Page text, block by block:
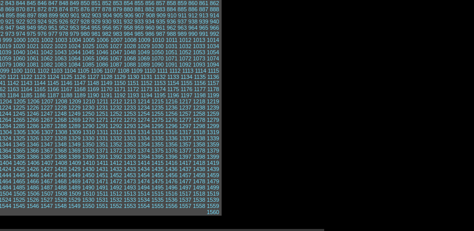
843 844 845 846 847 848 849 850 851 852 853 854 855 856 857 858 859 860 861 862
869 870 871 872 873 874 875 876 877 878 879 880 881 882 883 884 885 886 887 888
895 896 897 898 899 900 901 902 903 904 905 906 907 908 909 910 911 912 913 914
921 922 923 924 925 926 927 928 929 930 931 932 933 934 935 936 937 938 939 940
947 948 949 950 951 952 953 954 955 956 957 958 959 960 961 962 963 964 965 966
973 974 975 976 977 978 979 980 981 982 983 984 985 986 987 988 989 990 991 992
999 1000 1001 1002 1003 1004 1005 1006 1007 1008 1009 1010 1011 1012 1013 1014
1019 1020 1021 1022 1023 1024 1025 1026 1027 1028 1029 1030 1031 1032 1033 1034
1039 1040 1041 1042 1043 1044 1045 1046 1047 1048 1049 1050 1051 1052 1053 1054
1059 1060 1061 1062 1063 1064 1065 1066 1067 1068 1069 1070 1071 1072 1073 1074
1079 1080 1081 1082 1083 1084 1085 1086 1087 1088 1089 1090 1091 1092 1093 1094
1100 1101 1102 1103 1104 1105 1106 1107 1108 1109 1110 1111 1112 1113 1114 1115
1121 1122 1123 1124 1125 1126 1127 1128 1129 1130 1131 1132 1133 1134 1135 1136
1142 1143 1144 1145 1146 1147 1148 1149 1150 1151 1152 1153 1154 1155 1156 1157
1163 1164 1165 1166 1167 1168 1169 1170 1171 1172 1173 1174 1175 1176 1177 1178
1184 1185 1186 1187 1188 1189 1190 1191 1192 1193 1194 1195 1196 1197 1198 1199
1204 1205 1206 1207 1208 1209 1210 1211 1212 1213 1214 1215 1216 1217 1218 1219
1224 1225 1226 1227 1228 1229 1230 1231 1232 1233 1234 1235 1236 1237 1238 1239
1244 1245 1246 1247 1248 1249 1250 1251 1252 1253 1254 1255 1256 1257 1258 1259
1264 1265 1266 1267 1268 1269 1270 1271 1272 1273 1274 1275 1276 1277 1278 1279
1284 1285 1286 1287 1288 1289 1290 1291 1292 1293 1294 1295 1296 1297 1298 1299
1304 1305 1306 1307 1308 1309 1310 1311 1312 1313 1314 1315 1316 1317 1318 1319
1324 1325 1326 1327 1328 1329 1330 1331 1332 1333 1334 1335 1336 1337 1338 1339
1344 1345 1346 1347 1348 1349 1350 1351 1352 1353 1354 1355 1356 1357 1358 1359
1364 1365 1366 1367 1368 1369 1370 1371 1372 1373 1374 1375 1376 1377 1378 1379
1384 1385 1386 1387 1388 1389 1390 1391 1392 1393 1394 1395 1396 1397 1398 1399
1404 1405 1406 1407 1408 1409 1410 1411 1412 1413 1414 1415 1416 1417 1418 1419
1424 1425 1426 1427 1428 1429 1430 1431 1432 1433 1434 1435 1436 1437 1438 1439
1444 1445 1446 1447 1448 1449 1450 1451 1452 1453 1454 1455 1456 1457 1458 1459
1464 1465 1466 1467 1468 1469 1470 1471 1472 1473 1474 1475 1476 1477 1478 1479
1484 1485 1486 1487 1488 1489 1490 1491 1492 1493 1494 1495 1496 1497 1498 1499
1504 1505 1506 1507 1508 1509 1510 1511 1512 1513 1514 1515 1516 1517 1518 1519
1524 1525 1526 1527 1528 1529 1530 1531 1532 1533 1534 1535 1536 1537 1538 1539
1544 1545 1546 1547 1548 1549 1550 1551 1552 1553 1554 1555 1556 1557 1558 1559
1560